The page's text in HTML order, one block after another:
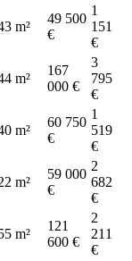
m²
49 500
€
1
151
€
m²
167
000 €
3
795
€
m²
60 750
€
1
519
€
m²
59 000
€
2
682
€
m²
121
600 €
2
211
€